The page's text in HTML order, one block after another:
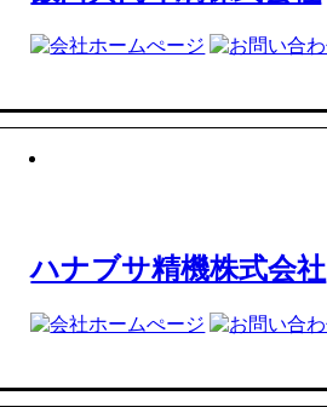
ハナブサ精機株式会社